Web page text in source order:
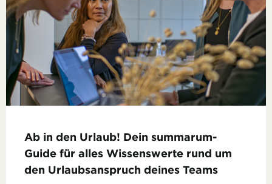
Ab in den Urlaub! Dein summarum-
Guide für alles Wissenswerte rund um
den Urlaubsanspruch deines Teams